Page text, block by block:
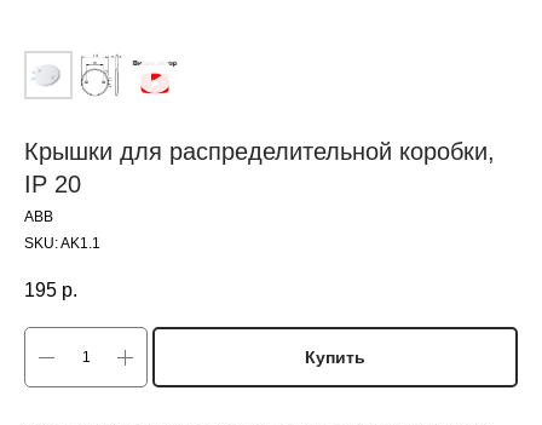
Крышки для распределительной коробки,
IP 20
ABB
SKU:AK1.1
195 р.
Купить